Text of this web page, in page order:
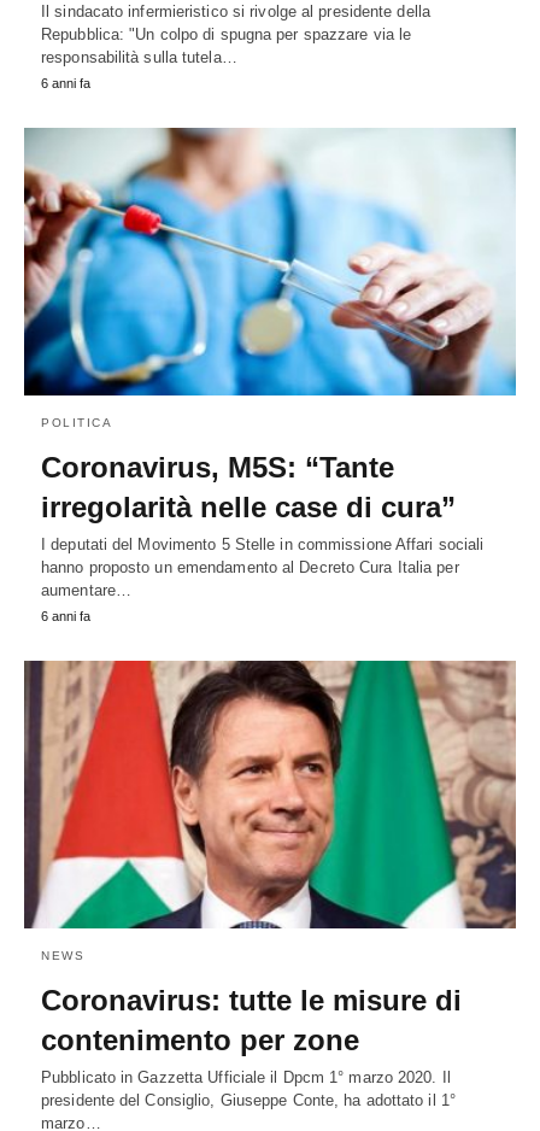
Il sindacato infermieristico si rivolge al presidente della
Repubblica: "Un colpo di spugna per spazzare via le
responsabilità sulla tutela…
6 anni fa
POLITICA
Coronavirus, M5S: “Tante
irregolarità nelle case di cura”
I deputati del Movimento 5 Stelle in commissione Affari sociali
hanno proposto un emendamento al Decreto Cura Italia per
aumentare…
6 anni fa
NEWS
Coronavirus: tutte le misure di
contenimento per zone
Pubblicato in Gazzetta Ufficiale il Dpcm 1° marzo 2020. Il
presidente del Consiglio, Giuseppe Conte, ha adottato il 1°
marzo…